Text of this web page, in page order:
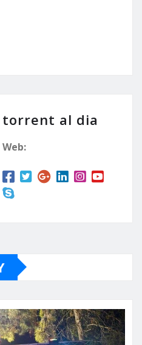
torrent al dia
Web: